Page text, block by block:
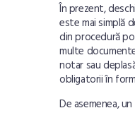
În prezent,
este mai simplă
din procedură
multe
notar sau
obligatorii în
De asemenea,